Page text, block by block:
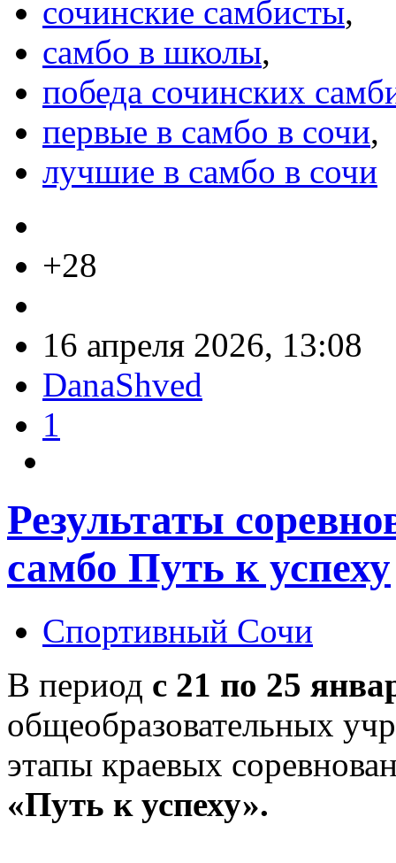
сочинские самбисты,
самбо в школы,
победа сочинских
первые в самбо в сочи,
лучшие в самбо в сочи
+28
16 апреля 2026, 13:08
DanaShved
1
Результаты
самбо Путь к успеху
Спортивный Сочи
В период с 21 по 25
общеобразовательных
этапы краевых
«Путь к успеху».